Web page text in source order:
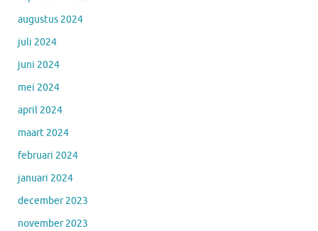
augustus 2024
juli 2024
juni 2024
mei 2024
april 2024
maart 2024
februari 2024
januari 2024
december 2023
november 2023